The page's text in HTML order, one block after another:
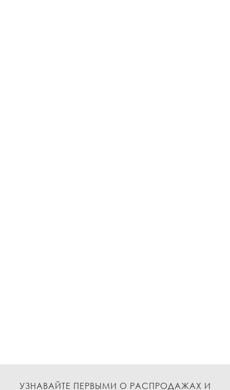
УЗНАВАЙТЕ ПЕРВЫМИ О РАСПРОДАЖАХ И